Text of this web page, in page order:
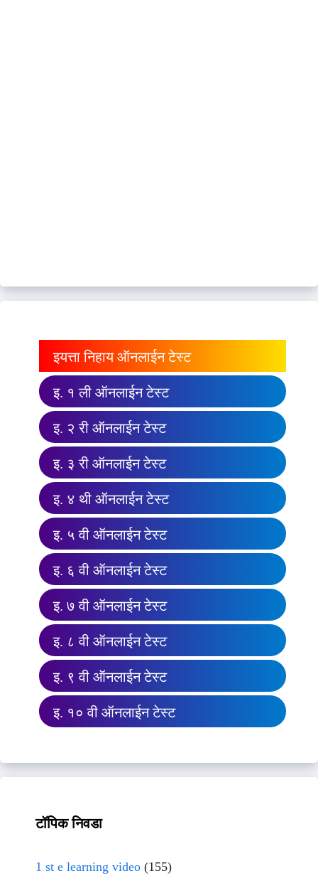
इयत्ता निहाय ऑनलाईन टेस्ट
इ. १ ली ऑनलाईन टेस्ट
इ. २ री ऑनलाईन टेस्ट
इ. ३ री ऑनलाईन टेस्ट
इ. ४ थी ऑनलाईन टेस्ट
इ. ५ वी ऑनलाईन टेस्ट
इ. ६ वी ऑनलाईन टेस्ट
इ. ७ वी ऑनलाईन टेस्ट
इ. ८ वी ऑनलाईन टेस्ट
इ. ९ वी ऑनलाईन टेस्ट
इ. १० वी ऑनलाईन टेस्ट
टॉपिक निवडा
1 st e learning video (155)